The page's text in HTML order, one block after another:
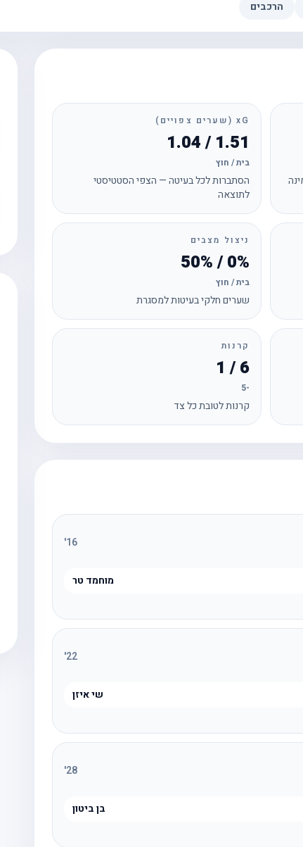
הרכבים
xG (שערים צפויים)
1.51 / 1.04
בית / חוץ
הסתברות לכל בעיטה — הצפי הסטטיסטי
לתוצאה
ניצול מצבים
0% / 50%
בית / חוץ
שערים חלקי בעיטות למסגרת
קרנות
6 / 1
-5
קרנות לטובת כל צד
16
'
מוחמד טר
22
'
שי איזן
28
'
בן ביטון